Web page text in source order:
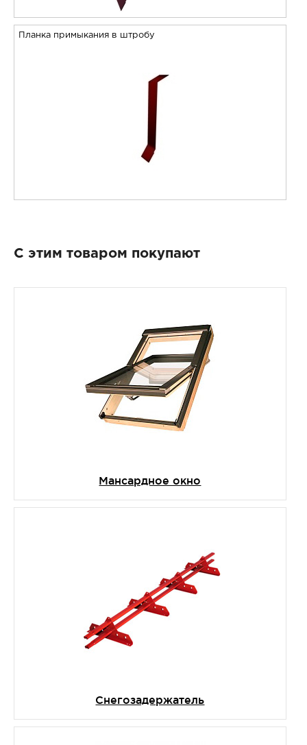
Планка примыкания в штробу
С этим товаром покупают
Мансардное окно
Снегозадержатель